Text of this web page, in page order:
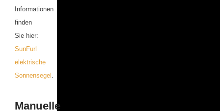
Informationen
finden
Sie hier:
SunFurl
elektrische
Sonnensegel .
Manuelle